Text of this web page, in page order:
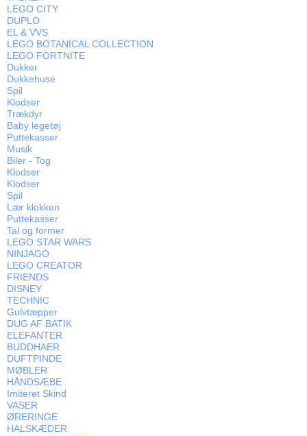
LEGO CITY
DUPLO
EL & VVS
LEGO BOTANICAL COLLECTION
LEGO FORTNITE
Dukker
Dukkehuse
Spil
Klodser
Trækdyr
Baby legetøj
Puttekasser
Musik
Biler - Tog
Klodser
Klodser
Spil
Lær klokken
Puttekasser
Tal og former
LEGO STAR WARS
NINJAGO
LEGO CREATOR
FRIENDS
DISNEY
TECHNIC
Gulvtæpper
DUG AF BATIK
ELEFANTER
BUDDHAER
DUFTPINDE
MØBLER
HÅNDSÆBE
Imiteret Skind
VASER
ØRERINGE
HALSKÆDER